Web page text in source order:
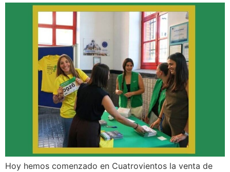
Hoy hemos comenzado en Cuatrovientos la venta de